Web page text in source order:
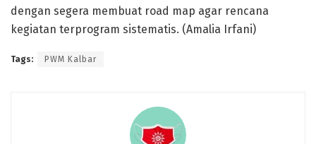
dengan segera membuat road map agar rencana
kegiatan terprogram sistematis. (Amalia Irfani)
Tags: PWM Kalbar